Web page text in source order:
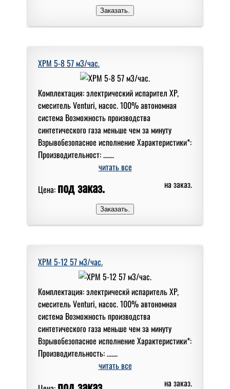
XPM 5-8 57 м3/час.
Комплектация: электрический испарител XP,
смеситель Venturi, насос. 100% автономная
система Возможность производства
синтетического газа меньше чем за минуту
Взрывобезопасное исполнение Характеристики*:
Производительност: .......
читать все
Цена: под заказ. на заказ.
XPM 5-12 57 м3/час.
Комплектация: электрическй испаритель XP,
смеситель Venturi, насос. 100% автономная
система Возможность производства
синтетического газа меньше чем за минуту
Взрывобезопасное исполнение Характеристики*:
Производительность: .......
читать все
на заказ.